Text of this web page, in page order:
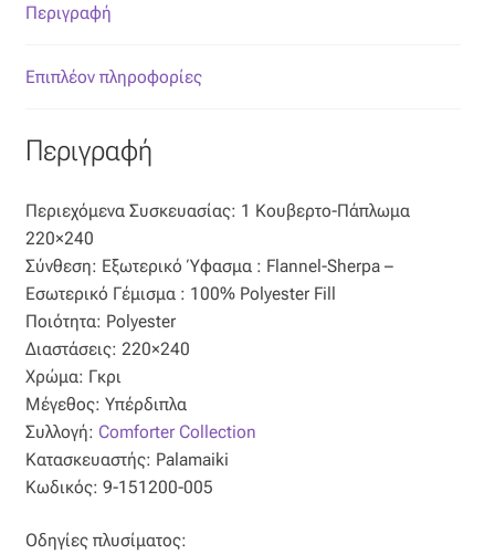
Λονέτα
Μουσελίνα
Οργάντζα διπλή
Οργάντζα με κέντημα
Οργάντζα με ταφτά
Οργάντζα με φλοκ
Οργάντζα μεταξωτή
Οργάντζα ντεβορέ
Περιγραφή
Επιπλέον πληροφορίες
Περιγραφή
Περιεχόμενα Συσκευασίας: 1 Κουβερτο-Πάπλωμα
220×240
Σύνθεση: Εξωτερικό Ύφασμα : Flannel-Sherpa –
Εσωτερικό Γέμισμα : 100% Polyester Fill
Ποιότητα: Polyester
Διαστάσεις: 220×240
Χρώμα: Γκρι
Μέγεθος: Υπέρδιπλα
Συλλογή: Comforter Collection
Κατασκευαστής: Palamaiki
Κωδικός: 9-151200-005
Οδηγίες πλυσίματος: